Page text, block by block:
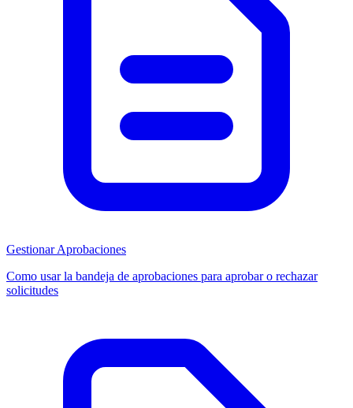
Gestionar Aprobaciones
Como usar la bandeja de aprobaciones para aprobar o rechazar
solicitudes